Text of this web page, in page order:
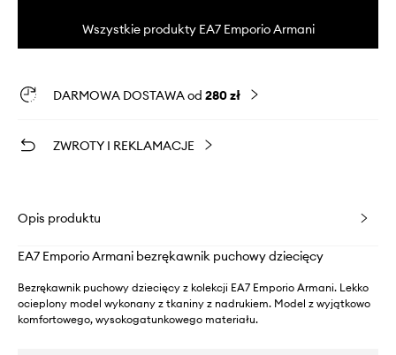
Wszystkie produkty EA7 Emporio Armani
DARMOWA DOSTAWA od 280 zł
ZWROTY I REKLAMACJE
Opis produktu
EA7 Emporio Armani bezrękawnik puchowy dziecięcy
Bezrękawnik puchowy dziecięcy z kolekcji EA7 Emporio Armani. Lekko
ocieplony model wykonany z tkaniny z nadrukiem. Model z wyjątkowo
komfortowego, wysokogatunkowego materiału.